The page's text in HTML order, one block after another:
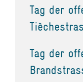
Tag der
Tag der